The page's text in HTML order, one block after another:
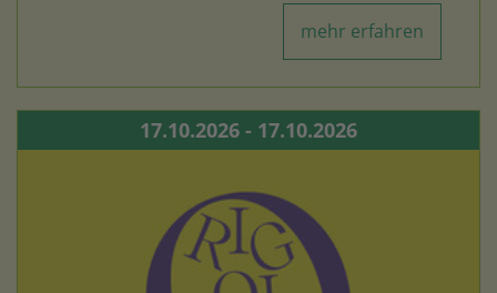
mehr erfahren
17.10.2026 - 17.10.2026